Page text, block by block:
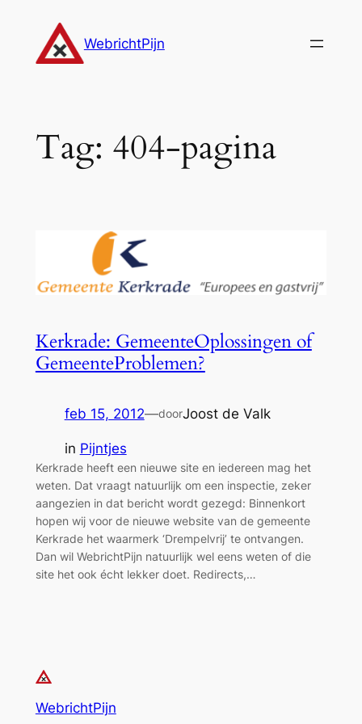
WebrichtPijn
Tag: 404-pagina
Kerkrade: GemeenteOplossingen of
GemeenteProblemen?
feb 15, 2012—doorJoost de Valk
in Pijntjes
Kerkrade heeft een nieuwe site en iedereen mag het
weten. Dat vraagt natuurlijk om een inspectie, zeker
aangezien in dat bericht wordt gezegd: Binnenkort
hopen wij voor de nieuwe website van de gemeente
Kerkrade het waarmerk ‘Drempelvrij’ te ontvangen.
Dan wil WebrichtPijn natuurlijk wel eens weten of die
site het ook écht lekker doet. Redirects,…
WebrichtPijn